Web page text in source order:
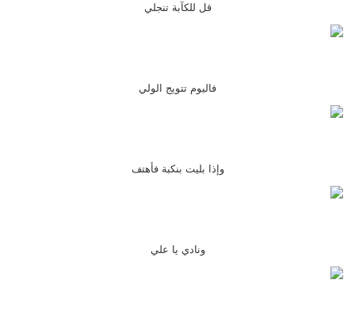
قل للكآبة تنجلي
فاليوم تتويج الولي
وإذا بليت بنكبة فأهتف
ونادي يا علي